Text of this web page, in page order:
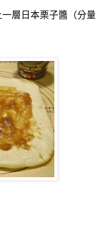
層日本栗子醬（分量